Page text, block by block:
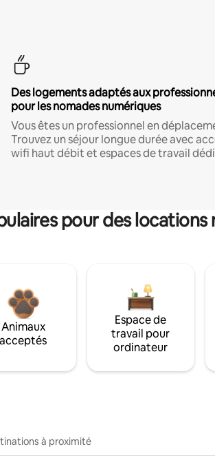
Des logements adaptés aux
pour les nomades numériques
Vous êtes un professionnel en
Trouvez un séjour longue durée avec
wifi haut débit et espaces de travail
pour des
Animaux
acceptés
Espace de
travail pour
ordinateur
à proximité